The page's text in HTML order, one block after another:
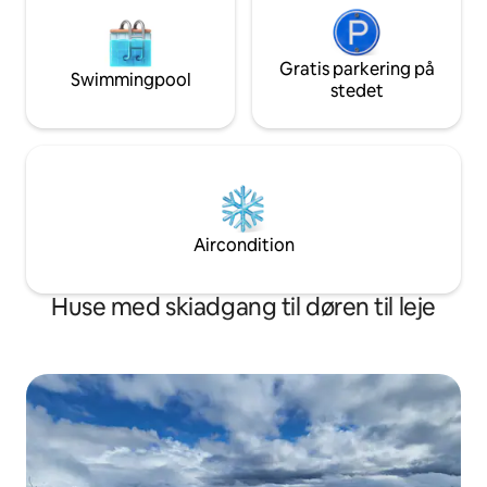
Swimmingpool
Gratis parkering på
stedet
Aircondition
Huse med skiadgang til døren til leje